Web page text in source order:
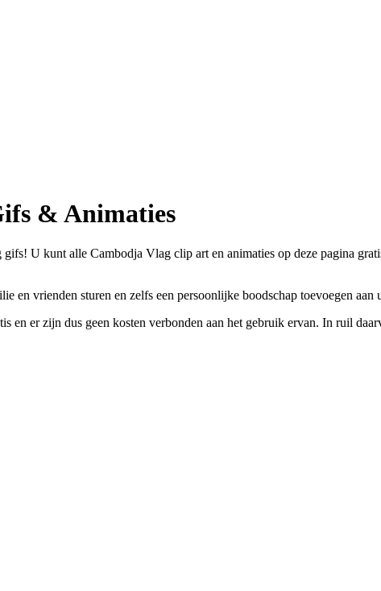
& Animaties
U kunt alle Cambodja Vlag clip art en animaties op deze pagina
en vrienden sturen en zelfs een persoonlijke boodschap toevoegen aan
en er zijn dus geen kosten verbonden aan het gebruik ervan. In ruil